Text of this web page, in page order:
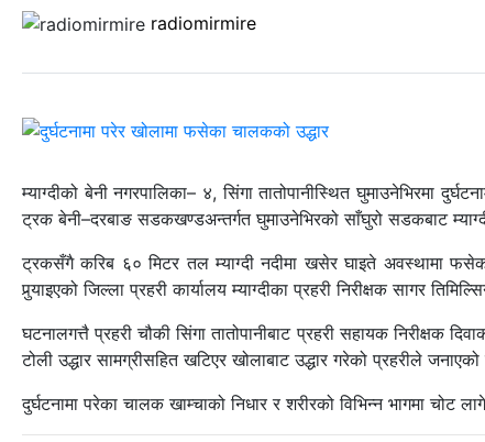
radiomirmire
म्याग्दीको बेनी नगरपालिका– ४, सिंगा तातोपानीस्थित घुमाउनेभिरमा
ट्रक बेनी–दरबाङ सडकखण्डअन्तर्गत घुमाउनेभिरको साँघुरो सडकबाट
ट्रकसँगै करिब ६० मिटर तल म्याग्दी नदीमा खसेर घाइते अवस्थामा
पुर्‍याइएको जिल्ला प्रहरी कार्यालय म्याग्दीका प्रहरी निरीक्षक सागर
घटनालगत्तै प्रहरी चौकी सिंगा तातोपानीबाट प्रहरी सहायक निरीक्षक
टोली उद्धार सामग्रीसहित खटिएर खोलाबाट उद्धार गरेको प्रहरीले
दुर्घटनामा परेका चालक खाम्चाको निधार र शरीरको विभिन्न भागमा